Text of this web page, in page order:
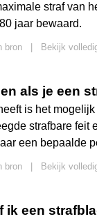
straf van
jaar bewaard.
bron Bekijk
als je een
is het
strafbare feit
een bepaalde
bron Bekijk
ik een